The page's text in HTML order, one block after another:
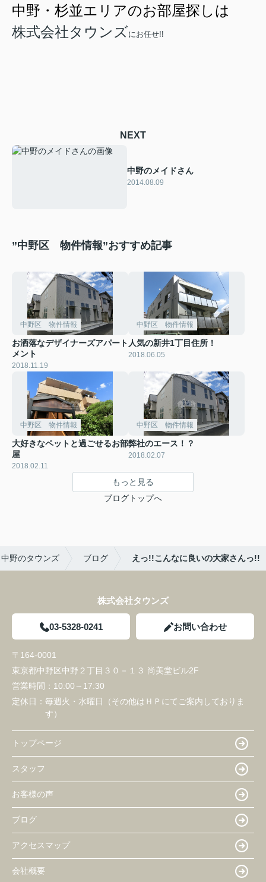
中野・杉並エリアのお部屋探しは
株式会社タウンズにお任せ!!
NEXT
中野のメイドさん
2014.08.09
”中野区 物件情報”おすすめ記事
中野区 物件情報
お洒落なデザイナーズアパート
メント
2018.11.19
中野区 物件情報
人気の新井1丁目住所！
2018.06.05
中野区 物件情報
大好きなペットと過ごせるお部
屋
2018.02.11
中野区 物件情報
弊社のエース！？
2018.02.07
もっと見る
ブログトップへ
中野のタウンズ ブログ えっ!!こんなに良いの大家さんっ!!
株式会社タウンズ
03-5328-0241 お問い合わせ
〒164-0001
東京都中野区中野２丁目３０－１３ 尚美堂ビル2F
営業時間： 10:00～17:30
定休日： 毎週火・水曜日（その他はＨＰにてご案内しておりま
す）
トップページ
スタッフ
お客様の声
ブログ
アクセスマップ
会社概要